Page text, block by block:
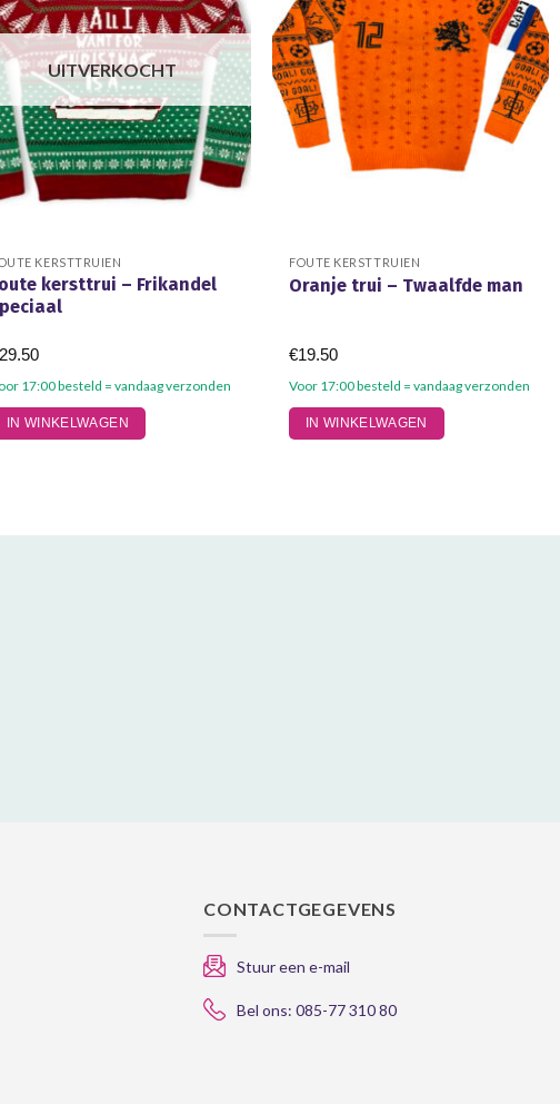
UITVERKOCHT
KERSTTRUIEN
kersttrui – Frikandel
17:00 besteld = vandaag verzonden
29.50
IN WINKELWAGEN
FOUTE KERSTTRUIEN
Oranje trui – Twaalfde man
Voor 17:00 besteld = vandaag verzonden
€19.50
IN WINKELWAGEN
Dit
product
Deze
CONTACTGEGEVENS
Stuur een e-mail
Bel ons: 085-77 310 80